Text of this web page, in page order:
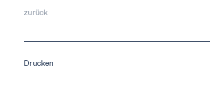
zurück
Drucken